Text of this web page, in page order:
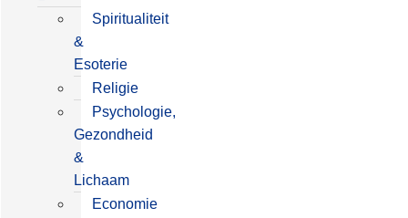
Spiritualiteit
&
Esoterie
Religie
Psychologie,
Gezondheid
&
Lichaam
Economie